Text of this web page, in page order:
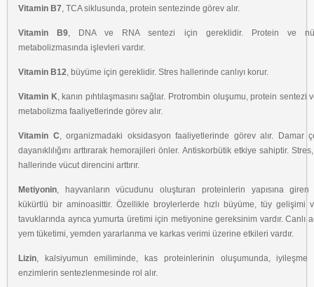
Vitamin B7, TCA siklusunda, protein sentezinde görev alır.
Vitamin B9, DNA ve RNA sentezi için gereklidir. Protein ve
metabolizmasında işlevleri vardır.
Vitamin B12, büyüme için gereklidir. Stres hallerinde canlıyı korur.
Vitamin K, kanın pıhtılaşmasını sağlar. Protrombin oluşumu, protein sentezi
metabolizma faaliyetlerinde görev alır.
Vitamin C, organizmadaki oksidasyon faaliyetlerinde görev alır. Damar
dayanıklılığını arttırarak hemorajileri önler. Antiskorbütik etkiye sahiptir.
hallerinde vücut direncini arttırır.
Metiyonin, hayvanların vücudunu oluşturan proteinlerin yapısına giren
kükürtlü bir aminoasittir. Özellikle broylerlerde hızlı büyüme, tüy gelişimi
tavuklarında ayrıca yumurta üretimi için metiyonine gereksinim vardır. Canlı
yem tüketimi, yemden yararlanma ve karkas verimi üzerine etkileri vardır.
Lizin, kalsiyumun emiliminde, kas proteinlerinin oluşumunda, iyileşme
enzimlerin sentezlenmesinde rol alır.